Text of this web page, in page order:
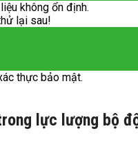
không ổn định.
lại sau!
thực bảo mật.
lực lượng bộ